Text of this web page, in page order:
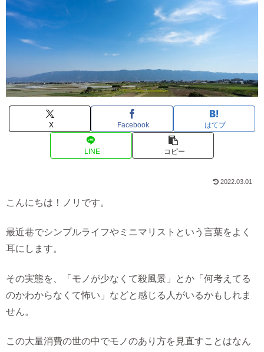
X Facebook はてブ
LINE コピー
2022.03.01
こんにちは！ノリです。
最近巷でシンプルライフやミニマリストという言葉をよく
耳にします。
その実態を、「モノが少なくて殺風景」とか「何考えてる
のかわからなくて怖い」などと感じる人がいるかもしれま
せん。
この大量消費の世の中でモノのあり方を見直すことはなん